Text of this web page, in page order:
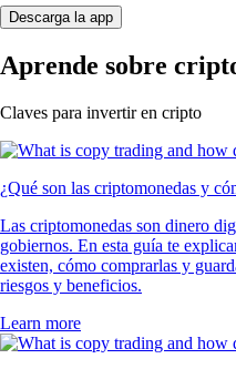
Descarga la app
Aprende sobre
Claves para invertir en cripto
¿Qué son las criptomonedas y
Las criptomonedas son dinero
gobiernos. En esta guía te
existen, cómo comprarlas y
riesgos y beneficios.
Learn more